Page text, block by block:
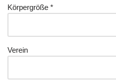
Körpergröße *
Verein